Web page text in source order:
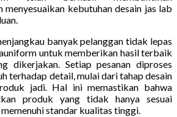
menyesuaikan kebutuhan desain jas lab
banyak pelanggan tidak lepas
untuk memberikan hasil terbaik
dikerjakan. Setiap pesanan diproses
terhadap detail, mulai dari tahap desain
jadi. Hal ini memastikan bahwa
produk yang tidak hanya sesuai
standar kualitas tinggi.